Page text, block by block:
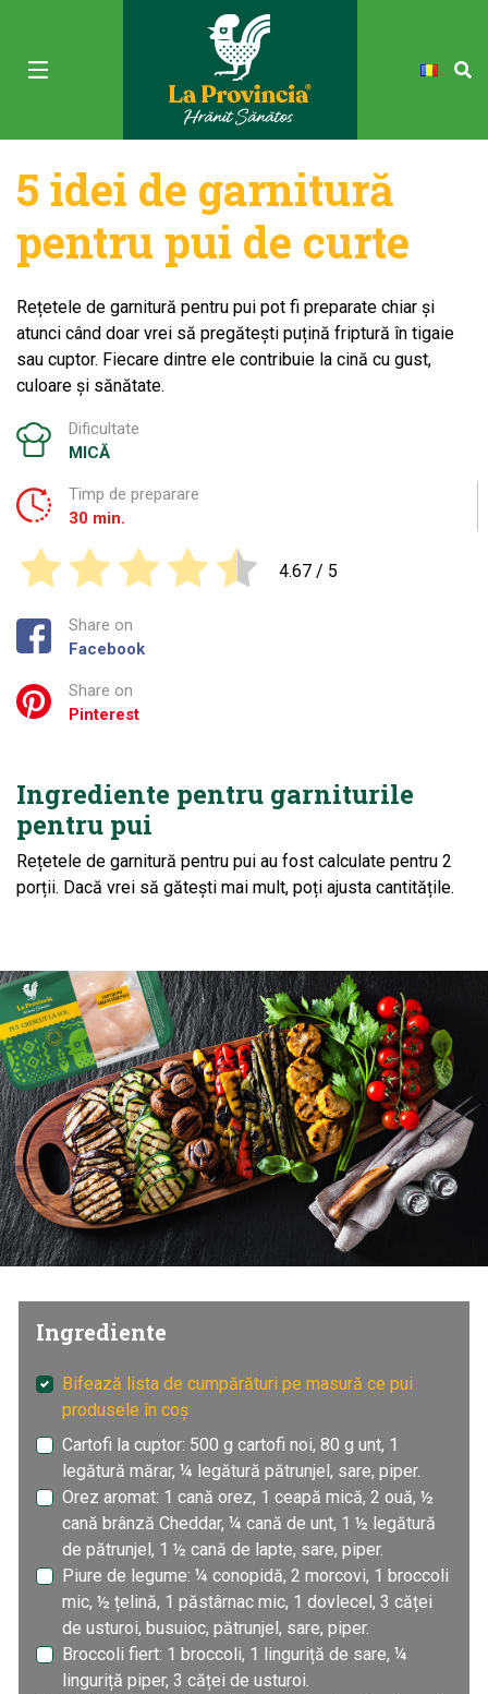
5 idei de garnitură
pentru pui de curte
Rețetele de garnitură pentru pui pot fi preparate chiar și
atunci când doar vrei să pregătești puțină friptură în tigaie
sau cuptor. Fiecare dintre ele contribuie la cină cu gust,
culoare și sănătate.
Dificultate
MICĂ
Timp de preparare
30 min.
4.67 / 5
Share on
Facebook
Share on
Pinterest
Ingrediente pentru garniturile
pentru pui
Rețetele de garnitură pentru pui au fost calculate pentru 2
porții. Dacă vrei să gătești mai mult, poți ajusta cantitățile.
Ingrediente
Bifează lista de cumpărături pe masură ce pui
produsele în coș
Cartofi la cuptor: 500 g cartofi noi, 80 g unt, 1
legătură mărar, ¼ legătură pătrunjel, sare, piper.
Orez aromat: 1 cană orez, 1 ceapă mică, 2 ouă, ½
cană brânză Cheddar, ¼ cană de unt, 1 ½ legătură
de pătrunjel, 1 ½ cană de lapte, sare, piper.
Piure de legume: ¼ conopidă, 2 morcovi, 1 broccoli
mic, ½ țelină, 1 păstârnac mic, 1 dovlecel, 3 căței
de usturoi, busuioc, pătrunjel, sare, piper.
Broccoli fiert: 1 broccoli, 1 linguriță de sare, ¼
linguriță piper, 3 căței de usturoi.